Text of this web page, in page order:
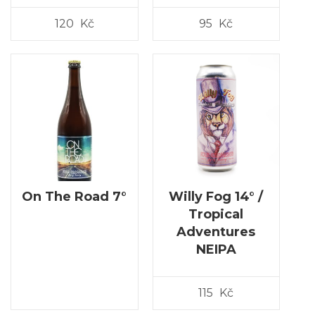
120 Kč 95 Kč
On The Road 7°
Willy Fog 14° /
Tropical
Adventures
NEIPA
115 Kč